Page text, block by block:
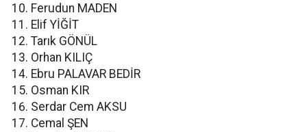
Ferudun MADEN
Elif YİĞİT
Tarık GÖNÜL
Orhan KILIÇ
Ebru PALAVAR BEDİR
Osman KIR
Serdar Cem AKSU
Cemal ŞEN